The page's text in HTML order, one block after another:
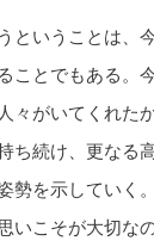
ということは、
ことでもある。
々がいてくれた
ち続け、更なる
勢を示していく
いこそが大切な